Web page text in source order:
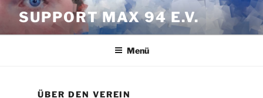
Zum
Inhalt
springen
SUPPORT MAX 94 E.V.
Menü
ÜBER DEN VEREIN